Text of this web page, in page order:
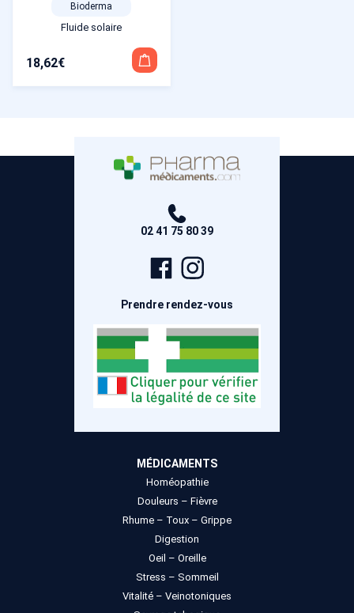
Bioderma
Fluide solaire
18,62€
02 41 75 80 39
Page
Facebook
Prendre rendez-vous
MÉDICAMENTS
Homéopathie
Douleurs – Fièvre
Rhume – Toux – Grippe
Digestion
Oeil – Oreille
Stress – Sommeil
Vitalité – Veinotoniques